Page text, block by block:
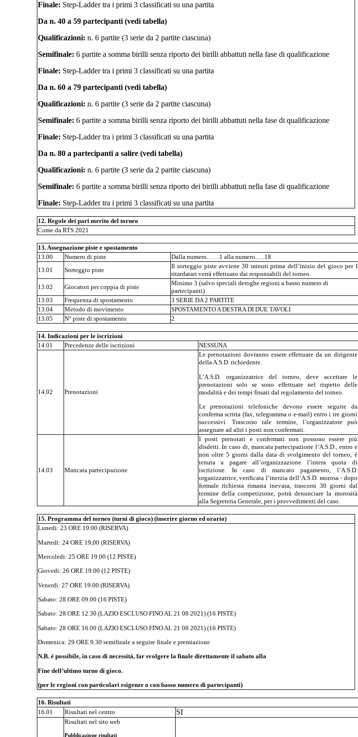
Finale: Step-Ladder tra i primi 3 classificati su una partita
Da n. 40 a 59 partecipanti (vedi tabella)
Qualificazioni: n. 6 partite (3 serie da 2 partite ciascuna)
Semifinale: 6 partite a somma birilli senza riporto dei birilli abbattuti nella fase di qualificazione
Finale: Step-Ladder tra i primi 3 classificati su una partita
Da n. 60 a 79 partecipanti (vedi tabella)
Qualificazioni: n. 6 partite (3 serie da 2 partite ciascuna)
Semifinale: 6 partite a somma birilli senza riporto dei birilli abbattuti nella fase di qualificazione
Finale: Step-Ladder tra i primi 3 classificati su una partita
Da n. 80 a partecipanti a salire (vedi tabella)
Qualificazioni: n. 6 partite (3 serie da 2 partite ciascuna)
Semifinale: 6 partite a somma birilli senza riporto dei birilli abbattuti nella fase di qualificazione
Finale: Step-Ladder tra i primi 3 classificati su una partita
12. Regole dei pari merito del torneo
Come da RTS 2021
13. Assegnazione piste e spostamento
13.00
Numero di piste
Dalla numero……1 alla numero…..18
13.01
Sorteggio piste
Il sorteggio piste avviene 30 minuti prima dell’inizio del gioco per I
ritardatari verrà effettuato dai responsabili del torneo.
13.02
Giocatori per coppia di piste
Minimo 3 (salvo speciali deroghe regioni a basso numero di
partecipanti)
13.03
Frequenza di spostamento
3 SERIE DA 2 PARTITE
13.04
Metodo di movimento
SPOSTAMENTO A DESTRA DI DUE TAVOLI
13.05
N° piste di spostamento 2
14. Indicazioni per le iscrizioni
14.01
Precedenze delle iscrizioni NESSUNA
14.02 Prenotazioni
Le prenotazioni dovranno essere effettuate da un dirigente
della A.S.D. richiedente.
L’A.S.D. organizzatrice del torneo, deve accettare le
prenotazioni solo se sono effettuate nel rispetto delle
modalità e dei tempi fissati dal regolamento del torneo.
Le prenotazioni telefoniche devono essere seguite da
conferma scritta (fax, telegramma o e-mail) entro i tre giorni
successivi. Trascorso tale termine, l’organizzatore può
assegnare ad altri i posti non confermati.
14.03 Mancata partecipazione
I posti prenotati e confermati non possono essere più
disdetti. In caso di, mancata partecipazione l’A.S.D., entro e
non oltre 5 giorni dalla data di svolgimento del torneo, è
tenuta a pagare all’organizzazione l’intera quota di
iscrizione. In caso di mancato pagamento, l’A.S.D.
organizzatrice, verificata l’inerzia dell’A.S.D. morosa - dopo
formale richiesta rimasta inevasa, trascorsi 30 giorni dal
termine della competizione, potrà denunciare la morosità
alla Segreteria Generale, per i provvedimenti del caso.
15. Programma del torneo (turni di gioco) (inserire giorno ed orario)
Lunedi: 23 ORE 19.00 (RISERVA)
Martedi: 24 ORE 19,00 (RISERVA)
Mercoledi: 25 ORE 19.00 (12 PISTE)
Giovedi: 26 ORE 19.00 (12 PISTE)
Venerdi: 27 ORE 19.00 (RISERVA)
Sabato: 28 ORE 09.00 (16 PISTE)
Sabato: 28 ORE 12.30 (LAZIO ESCLUSO FINO AL 21 08 2021) (16 PISTE)
Sabato: 28 ORE 16.00 (LAZIO ESCLUSO FINO AL 21 08 2021) (16 PISTE)
Domenica: 29 ORE 9.30 semifinale a seguire finale e premiazione
N.B. è possibile, in caso di necessità, far svolgere la finale direttamente il sabato alla
Fine dell’ultimo turno di gioco.
(per le regioni con particolari esigenze o con basso numero di partecipanti)
16. Risultati
16.01
Risultati nel centro SI
Risultati nel sito web
Pubblicazione risultati